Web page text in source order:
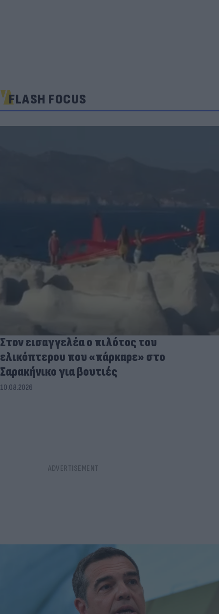
FLASH FOCUS
Στον εισαγγελέα ο πιλότος του
ελικόπτερου που «πάρκαρε» στο
Σαρακήνικο για βουτιές
10.08.2026